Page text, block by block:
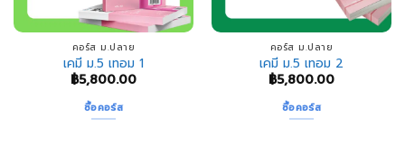
คอร์ส ม.ปลาย
เคมี ม.5 เทอม 1
฿5,800.00
ซื้อคอร์ส
คอร์ส ม.ปลาย
เคมี ม.5 เทอม 2
฿5,800.00
ซื้อคอร์ส